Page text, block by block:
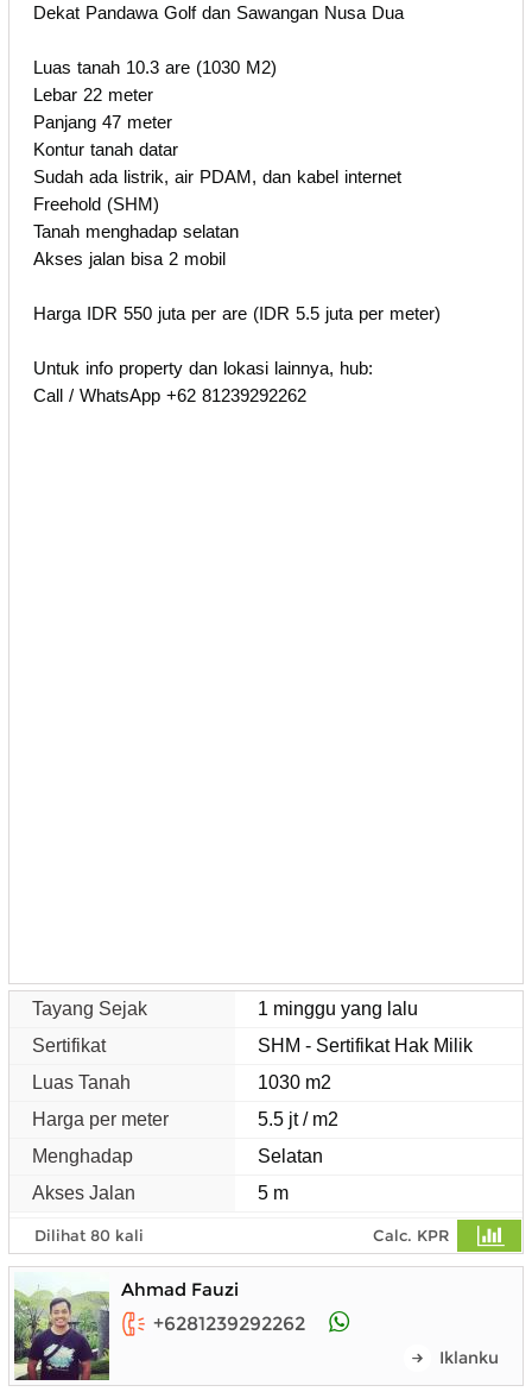
Dekat Pandawa Golf dan Sawangan Nusa Dua
Luas tanah 10.3 are (1030 M2)
Lebar 22 meter
Panjang 47 meter
Kontur tanah datar
Sudah ada listrik, air PDAM, dan kabel internet
Freehold (SHM)
Tanah menghadap selatan
Akses jalan bisa 2 mobil
Harga IDR 550 juta per are (IDR 5.5 juta per meter)
Untuk info property dan lokasi lainnya, hub:
Call / WhatsApp +62 81239292262
Tayang Sejak
1 minggu yang lalu
Sertifikat
SHM - Sertifikat Hak Milik
Luas Tanah
1030 m2
Harga per meter
5.5 jt / m2
Menghadap
Selatan
Akses Jalan
5 m
Dilihat 80 kali Calc. KPR
Ahmad Fauzi
+6281239292262
Iklanku